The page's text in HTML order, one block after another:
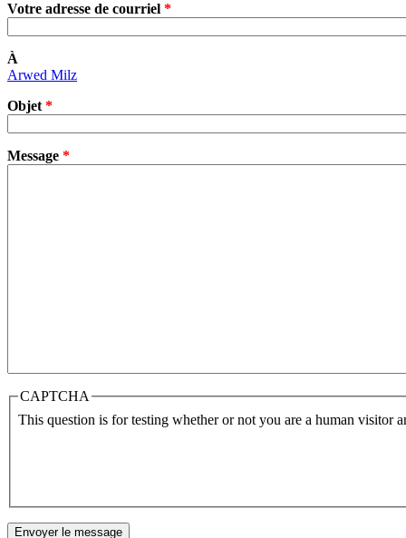
Votre adresse de courriel *
À
Arwed Milz
Objet *
Message *
CAPTCHA
This question is for testing whether or not you are a human visitor